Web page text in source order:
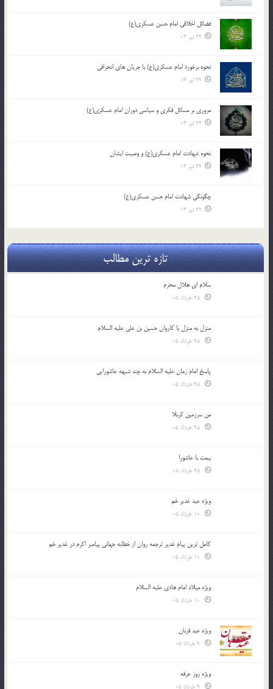
فضائل اخلاقی امام حسن عسکری(ع)
22 تیر 03
نحوه برخورد امام عسکری(ع) با جریان های انحرافی
22 تیر 03
مروری بر مسائل فکری و سیاسی دوران امام عسکری(ع)
22 تیر 03
نحوه شهادت امام عسکری(ع) و وصیت ایشان
22 تیر 03
چگونگی شهادت امام حسن عسکری(ع)
22 تیر 03
تازه ترین مطالب
سلام ای هلال محرم
منزل به منزل با کاروان حسین بن علی علیه السلام
پاسخ امام زمان علیه السلام به چند شبهه عاشورایی
من سرزمین کربلا
بیعت با عاشورا
ویژه عید غدیر خم
کامل ترین پیام غدیر ترجمه روان از خطابه جهانی پیامبر اکرم در غدیر خم
ویژه میلاد امام هادی علیه السلام
ویژه عید قربان
ویژه روز عرفه